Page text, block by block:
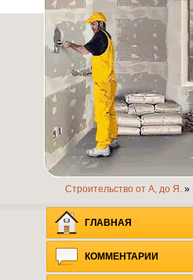
Строительство от А, до Я. »
ГЛАВНАЯ
КОММЕНТАРИИ